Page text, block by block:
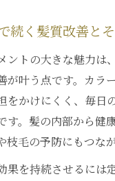
続く髪質改善と
ントの大きな魅力は
が叶う点です。カラ
をかけにくく、毎日
す。髪の内部から健
枝毛の予防にもつなが
果を持続させるには